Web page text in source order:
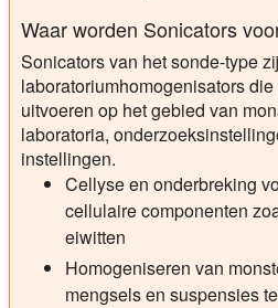
Waar worden Sonicators
Sonicators van het sonde-type
laboratoriumhomogenisators
uitvoeren op het gebied van
laboratoria,
instellingen.
Cellyse en onderbreking
cellulaire componenten
eiwitten
Homogeniseren van
mengsels en suspensies